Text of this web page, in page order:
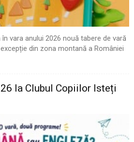
vara anului 2026 nouă tabere de vară
din zona montană a României
la Clubul Copiilor Isteți